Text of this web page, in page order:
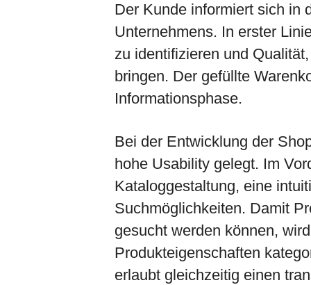
Der Kunde informiert sich in
Unternehmens. In erster
zu identifizieren und
bringen. Der gefüllte
Informationsphase.
Bei der Entwicklung der
hohe Usability gelegt. Im
Kataloggestaltung, eine
Suchmöglichkeiten. Damit
gesucht werden können,
Produkteigenschaften
erlaubt gleichzeitig einen